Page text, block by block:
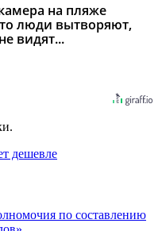
на пляже
люди вытворяют,
видят...
дешевле
по составлению